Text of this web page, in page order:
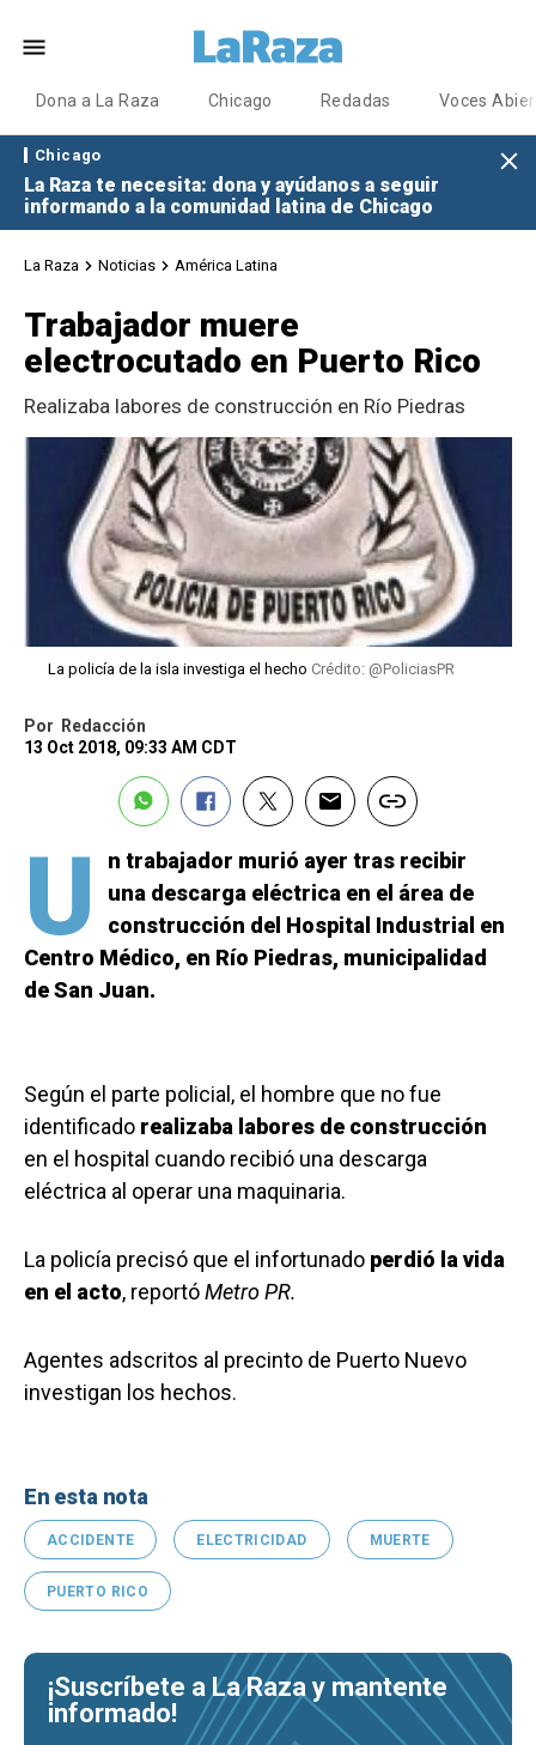
Dona a La Raza Chicago Redadas Voces
Chicago
La Raza te necesita: dona y ayúdanos a seguir
informando a la comunidad latina de Chicago
La Raza Noticias América Latina
Trabajador muere
electrocutado en Puerto Rico
Realizaba labores de construcción en Río Piedras
La policía de la isla investiga el hecho Crédito: @PoliciasPR
Por
Redacción
13 Oct 2018, 09:33 AM CDT
U
n trabajador murió ayer tras recibir
una descarga eléctrica en el área de
construcción del Hospital Industrial en
Centro Médico, en Río Piedras, municipalidad
de San Juan.
Según el parte policial, el hombre que no fue
identificado realizaba labores de construcción
en el hospital cuando recibió una descarga
eléctrica al operar una maquinaria.
La policía precisó que el infortunado perdió la vida
en el acto, reportóMetro PR.
Agentes adscritos al precinto de Puerto Nuevo
investigan los hechos.
En esta nota
ACCIDENTE ELECTRICIDAD MUERTE
PUERTO RICO
¡Suscríbete a La Raza y mantente
informado!